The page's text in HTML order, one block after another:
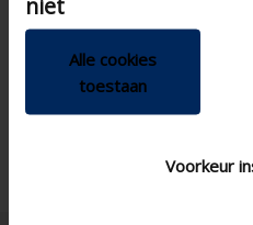
Alle cookies
toestaan
Voorkeur
Tipo de lama SS Variant
Tipo de ventana